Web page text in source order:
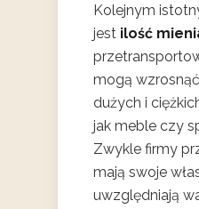
Kolejnym
jest ilość
mogą
dużych i
jak meble czy
Zwykle firmy
mają swoje
uwzględniają